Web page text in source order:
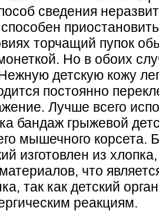
сведения
торчащий пупок
Но в обоих
детскую кожу
постоянно
Лучше всего
бандаж грыжевой
мышечного корсета.
изготовлен из
что
так как детский
реакциям.